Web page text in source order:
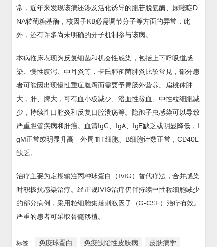
常，近年来发现该病还涉及活化诱导的胞苷脱氨酶、尿嘧啶D
NA转葡糖基酶，核因子KB必需调节分子等方面的异常，此
外，还有许多尚未明确的分子机制参与该病。
本病临床表现为反复细菌和机会性感染，包括上下呼吸道感
染、慢性腹泻、中耳炎等，卡氏肺孢菌肺炎比较常见，部分患
者可能因出现慢性重症腹泻而需要予胃肠外营养。扁桃体肿
大，肝、脾大，可有血小板减少、溶血性贫血、中性粒细胞减
少，持续性口腔炎和反复口腔溃疡等。隐孢子虫感染可以导致
严重胆管疾病和肝癌。血清IgG、IgA、IgE缺乏或明显降低，I
gM正常或明显升高，外周血T细胞、B细胞计数正常，CD40L
缺乏。
治疗主要为定期输注丙种球蛋白（IVIG）替代疗法，合并感染
时积极抗感染治疗。经正规IVIG治疗仍伴持续中性粒细胞减少
的部分病例，采用粒细胞集落刺激因子（G-CSF）治疗有效。
严重的患者可采取骨髓移植。
标签： 免疫球蛋白 免疫缺陷性皮肤病 皮肤病学